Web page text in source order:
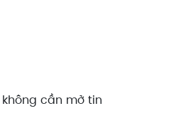
cần mở tin